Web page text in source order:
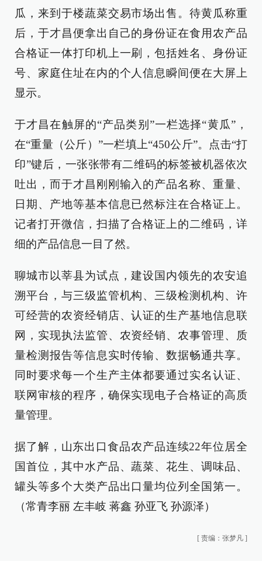
瓜，来到于楼蔬菜交易市场出售。待黄瓜称重
后，于才昌便拿出自己的身份证在食用农产品
合格证一体打印机上一刷，包括姓名、身份证
号、家庭住址在内的个人信息瞬间便在大屏上
显示。
于才昌在触屏的“产品类别”一栏选择“黄瓜”，
在“重量（公斤）”一栏填上“450公斤”。点击“打
印”键后，一张张带有二维码的标签被机器依次
吐出，而于才昌刚刚输入的产品名称、重量、
日期、产地等基本信息已然标注在合格证上。
记者打开微信，扫描了合格证上的二维码，详
细的产品信息一目了然。
聊城市以莘县为试点，建设国内领先的农安追
溯平台，与三级监管机构、三级检测机构、许
可经营的农资经销店、认证的生产基地信息联
网，实现执法监管、农资经销、农事管理、质
量检测报告等信息实时传输、数据畅通共享。
同时要求每一个生产主体都要通过实名认证、
联网审核的程序，确保实现电子合格证的高质
量管理。
据了解，山东出口食品农产品连续22年位居全
国首位，其中水产品、蔬菜、花生、调味品、
罐头等多个大类产品出口量均位列全国第一。
（常青李丽 左丰岐 蒋鑫 孙亚飞 孙源泽）
[ 责编：张梦凡 ]